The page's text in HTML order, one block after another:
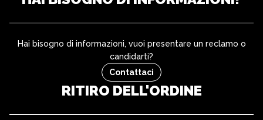
Hai bisogno di informazioni, vuoi presentare un reclamo o
candidarti?
Contattaci
RITIRO DELL'ORDINE